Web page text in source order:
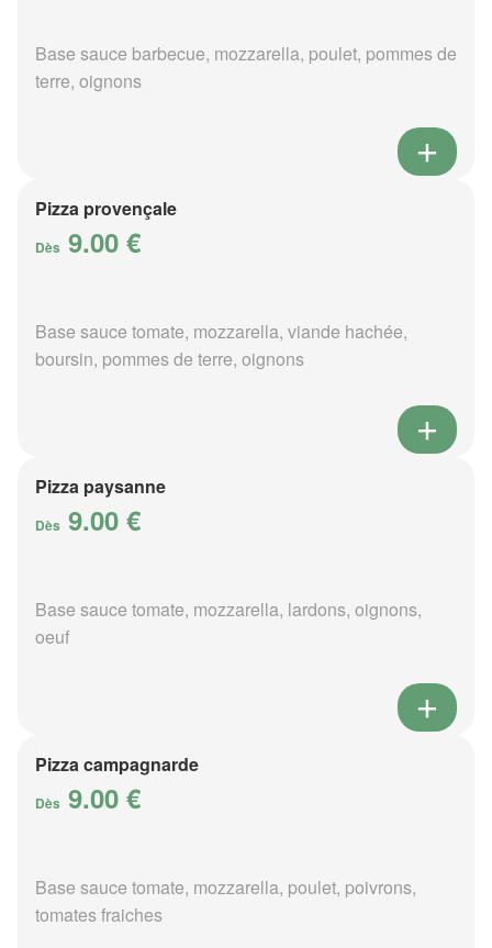
Base sauce barbecue, mozzarella, poulet, pommes de
terre, oignons
Pizza provençale
Dès 9.00 €
Base sauce tomate, mozzarella, viande hachée,
boursin, pommes de terre, oignons
Pizza paysanne
Dès 9.00 €
Base sauce tomate, mozzarella, lardons, oignons,
oeuf
Pizza campagnarde
Dès 9.00 €
Base sauce tomate, mozzarella, poulet, poivrons,
tomates fraiches